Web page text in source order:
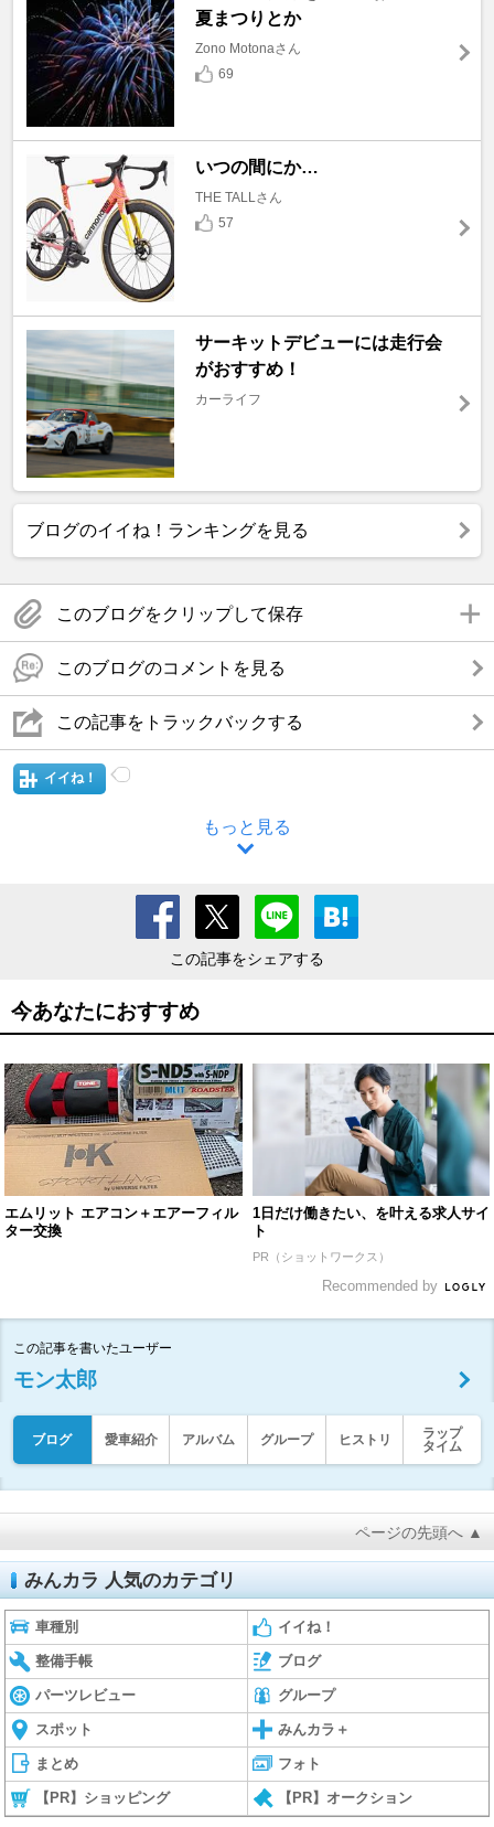
夏まつりとか
Zono Motonaさん
69
いつの間にか…
THE TALLさん
57
サーキットデビューには走行会
がおすすめ！
カーライフ
ブログのイイね！ランキングを見る
このブログをクリップして保存
このブログのコメントを見る
この記事をトラックバックする
イイね！
もっと見る
この記事をシェアする
今あなたにおすすめ
エムリット エアコン＋エアーフィル
ター交換
1日だけ働きたい、を叶える求人サイ
ト
PR（ショットワークス）
Recommended by
この記事を書いたユーザー
モン太郎
ブログ 愛車紹介 アルバム グループ ヒストリ
ラップ
タイム
ページの先頭へ ▲
みんカラ 人気のカテゴリ
車種別 イイね！
整備手帳 ブログ
パーツレビュー グループ
スポット みんカラ＋
まとめ フォト
【PR】ショッピング 【PR】オークション